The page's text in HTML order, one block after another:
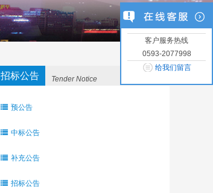
招标公告 Tender Notice
预公告
中标公告
补充公告
招标公告
客户服务热线
0593-2077998
给我们留言